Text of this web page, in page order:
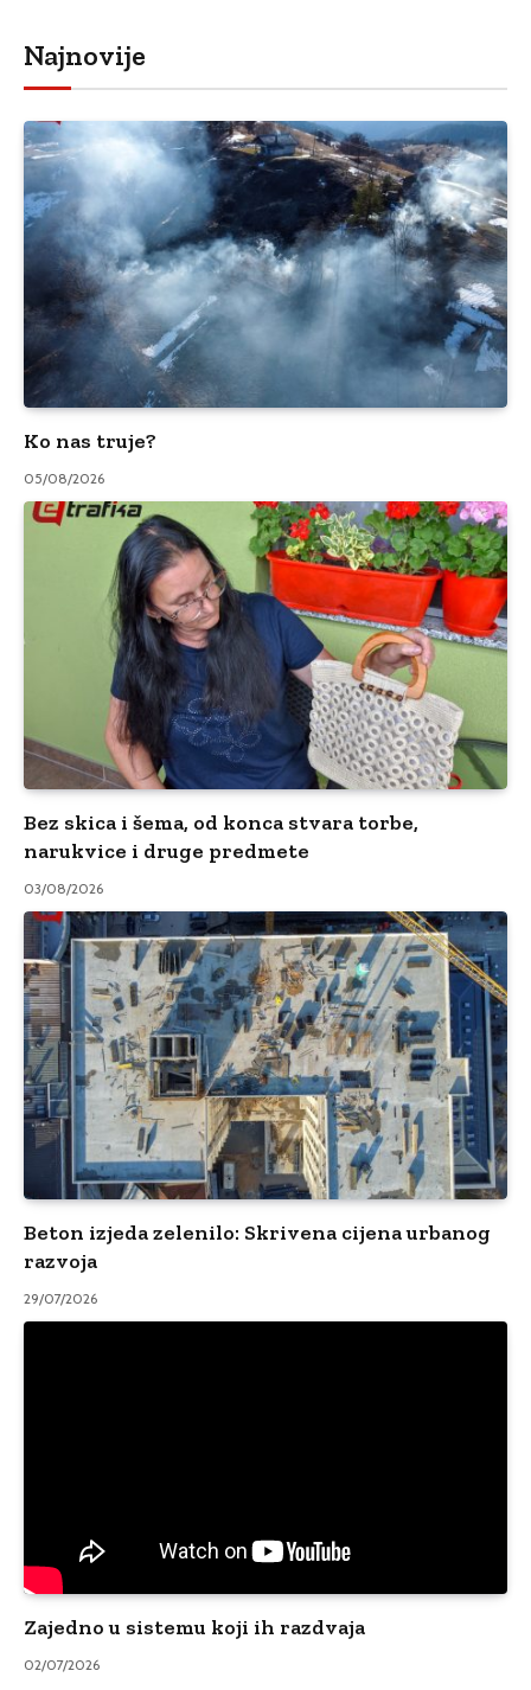
Najnovije
Ko nas truje?
05/08/2026
Bez skica i šema, od konca stvara torbe,
narukvice i druge predmete
03/08/2026
Beton izjeda zelenilo: Skrivena cijena urbanog
razvoja
29/07/2026
Zajedno u sistemu koji ih razdvaja
02/07/2026